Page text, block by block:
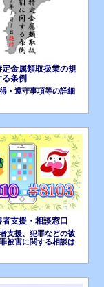
定金属類取扱業の規
条例
・遵守事項等の詳細
支援・相談窓口
支援、犯罪などの被
被害に関する相談は